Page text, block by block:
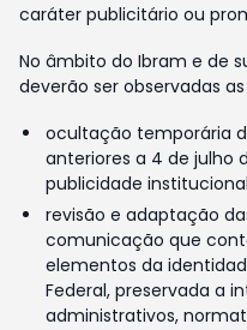
caráter publicitário ou
No âmbito do Ibram e de
deverão ser observadas
ocultação temporária
anteriores a 4 de julho
publicidade
revisão e adaptação
comunicação que
elementos da
Federal, preservada a
administrativos,